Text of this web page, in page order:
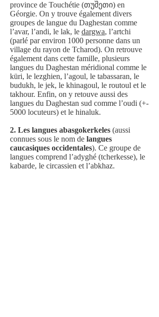
province de Touchétie (თუშეთი) en
Géorgie. On y trouve également divers
groupes de langue du Daghestan comme
l’avar, l’andi, le lak, le dargwa, l’artchi
(parlé par environ 1000 personne dans un
village du rayon de Tcharod). On retrouve
également dans cette famille, plusieurs
langues du Daghestan méridional comme le
küri, le lezghien, l’agoul, le tabassaran, le
budukh, le jek, le khinagoul, le routoul et le
takhour. Enfin, on y retouve aussi des
langues du Daghestan sud comme l’oudi (+-
5000 locuteurs) et le hinaluk.
2. Les langues abasgokerkeles (aussi
connues sous le nom de langues
caucasiques occidentales). Ce groupe de
langues comprend l’adyghé (tcherkesse), le
kabarde, le circassien et l’abkhaz.